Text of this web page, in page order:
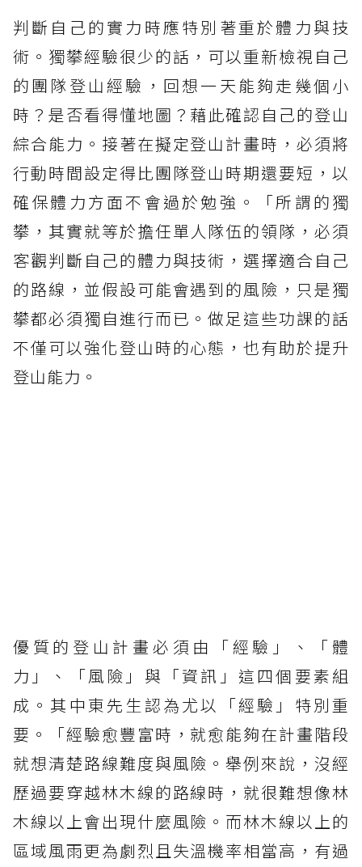
判斷自己的實力時應特別著重於體力與技
術。獨攀經驗很少的話，可以重新檢視自己
的團隊登山經驗，回想一天能夠走幾個小
時？是否看得懂地圖？藉此確認自己的登山
綜合能力。接著在擬定登山計畫時，必須將
行動時間設定得比團隊登山時期還要短，以
確保體力方面不會過於勉強。「所謂的獨
攀，其實就等於擔任單人隊伍的領隊，必須
客觀判斷自己的體力與技術，選擇適合自己
的路線，並假設可能會遇到的風險，只是獨
攀都必須獨自進行而已。做足這些功課的話
不僅可以強化登山時的心態，也有助於提升
登山能力。
優質的登山計畫必須由「經驗」、「體
力」、「風險」與「資訊」這四個要素組
成。其中東先生認為尤以「經驗」特別重
要。「經驗愈豐富時，就愈能夠在計畫階段
就想清楚路線難度與風險。舉例來說，沒經
歷過要穿越林木線的路線時，就很難想像林
木線以上會出現什麼風險。而林木線以上的
區域風雨更為劇烈且失溫機率相當高，有過